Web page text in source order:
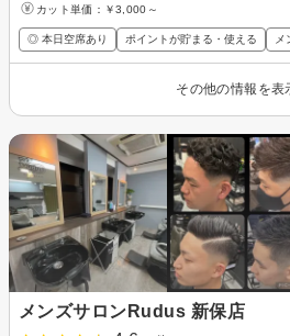
カット単価： ￥3,000～
◎ 本日空席あり ポイントが貯まる・使える メ
その他の情報を表
メンズサロンRudus 新保店